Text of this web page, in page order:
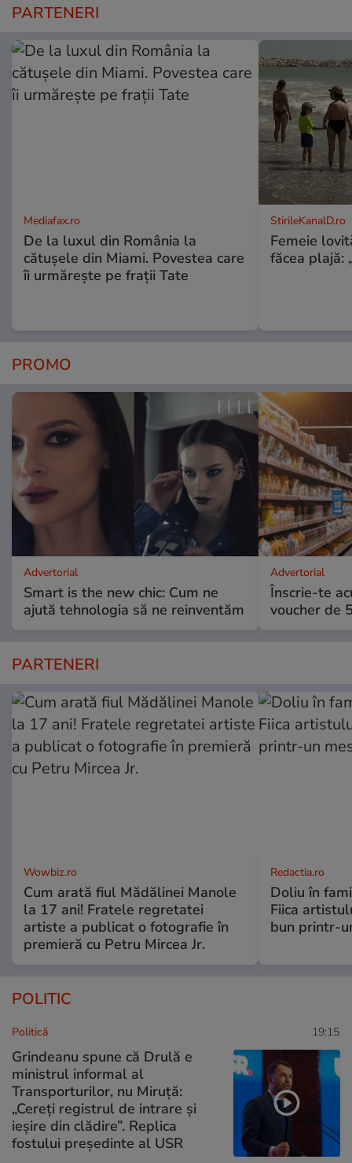
PARTENERI
Mediafax.ro
De la luxul din România la
cătușele din Miami. Povestea care
îi urmărește pe frații Tate
StirileKanalD.ro
Femeie
făcea plajă:
PROMO
Advertorial
Smart is the new chic: Cum ne
ajută tehnologia să ne reinventăm
Advertorial
Înscrie-te
voucher de
PARTENERI
Wowbiz.ro
Cum arată fiul Mădălinei Manole
la 17 ani! Fratele regretatei
artiste a publicat o fotografie în
premieră cu Petru Mircea Jr.
Redactia.ro
Doliu în
Fiica
bun printr-
POLITIC
Politică 19:15
Grindeanu spune că Drulă e
ministrul informal al
Transporturilor, nu Miruță:
„Cereți registrul de intrare și
ieșire din clădire”. Replica
fostului președinte al USR